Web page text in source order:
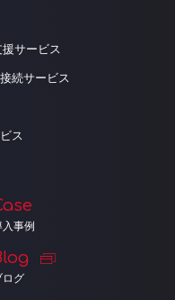
サービス
続サービス
ス
入事例
ログ